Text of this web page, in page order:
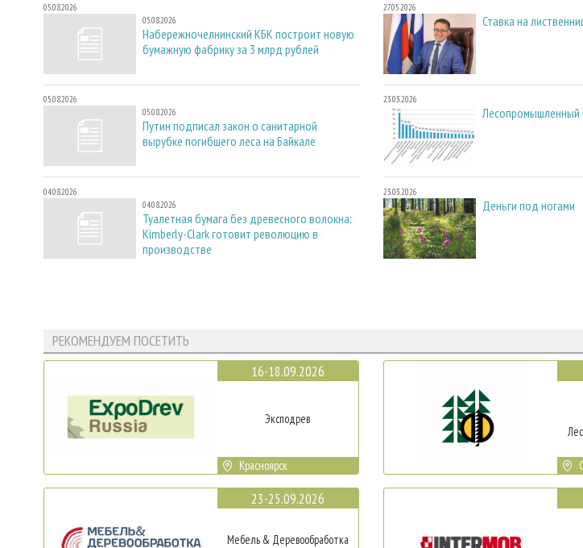
05.08.2026
05.08.2026
Набережночелнинский КБК построит новую
бумажную фабрику за 3 млрд рублей
05.08.2026
05.08.2026
Путин подписал закон о санитарной
вырубке погибшего леса на Байкале
04.08.2026
04.08.2026
Туалетная бумага без древесного волокна:
Kimberly-Clark готовит революцию в
производстве
27.05.2026
Ставка на
23.03.2026
Лесопромышленный
23.03.2026
Деньги под ногами
РЕКОМЕНДУЕМ ПОСЕТИТЬ
16-18.09.2026
Эксподрев
Красноярск
23-25.09.2026
Мебель & Деревообработка